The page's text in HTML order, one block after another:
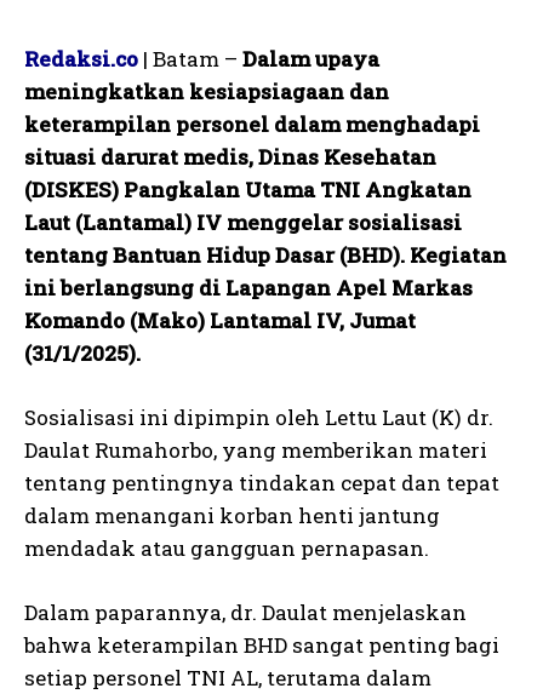
Redaksi.co | Batam – Dalam upaya
meningkatkan kesiapsiagaan dan
keterampilan personel dalam menghadapi
situasi darurat medis, Dinas Kesehatan
(DISKES) Pangkalan Utama TNI Angkatan
Laut (Lantamal) IV menggelar sosialisasi
tentang Bantuan Hidup Dasar (BHD). Kegiatan
ini berlangsung di Lapangan Apel Markas
Komando (Mako) Lantamal IV, Jumat
(31/1/2025).
Sosialisasi ini dipimpin oleh Lettu Laut (K) dr.
Daulat Rumahorbo, yang memberikan materi
tentang pentingnya tindakan cepat dan tepat
dalam menangani korban henti jantung
mendadak atau gangguan pernapasan.
Dalam paparannya, dr. Daulat menjelaskan
bahwa keterampilan BHD sangat penting bagi
setiap personel TNI AL, terutama dalam